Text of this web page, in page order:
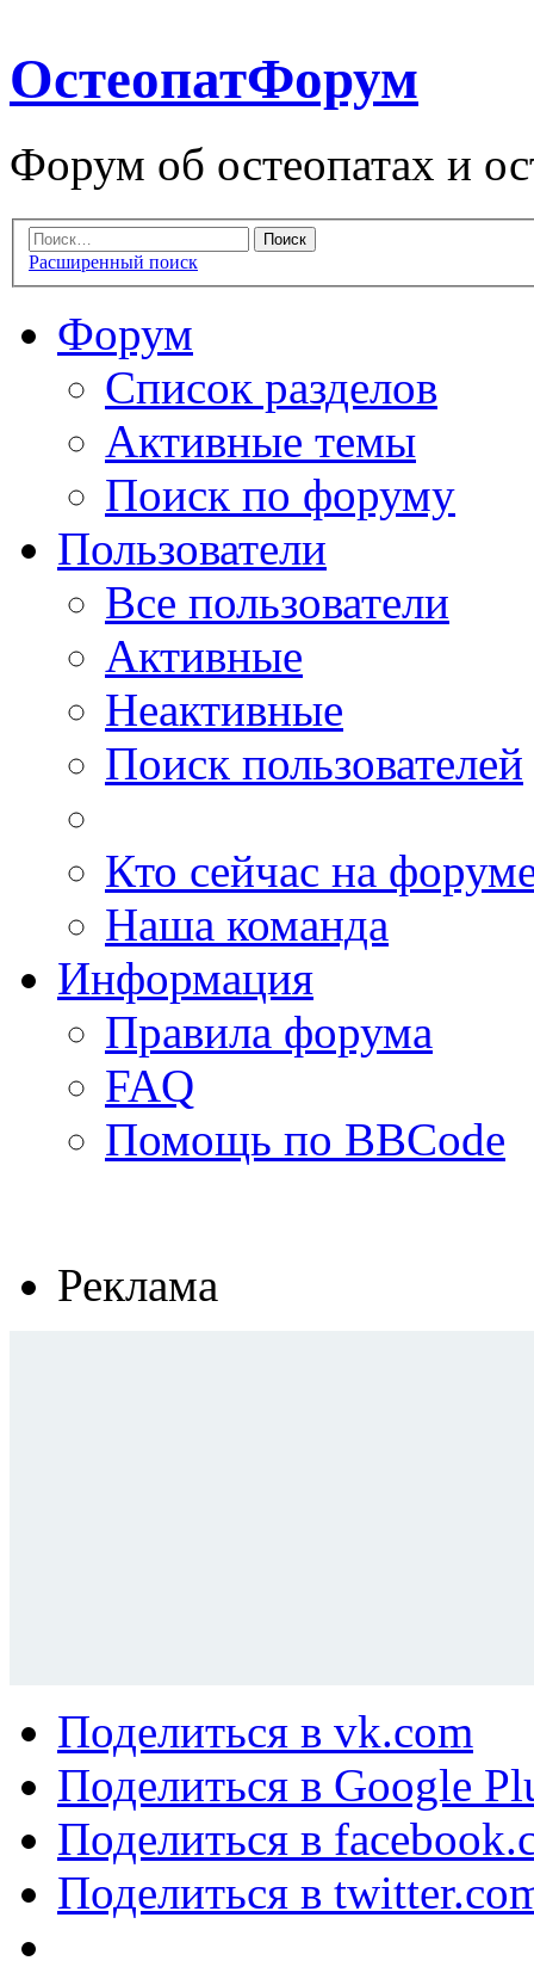
ОстеопатФорум
Форум об остеопатах и
Расширенный поиск
Форум
Список разделов
Активные темы
Поиск по форуму
Пользователи
Все пользователи
Активные
Неактивные
Поиск пользователей
Кто сейчас на
Наша команда
Информация
Правила форума
FAQ
Помощь по BBCode
Реклама
Поделиться в vk.com
Поделиться в Google
Поделиться в
Поделиться в